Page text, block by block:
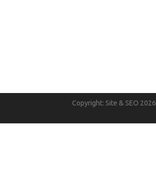
Copyright: Site & SEO 2026